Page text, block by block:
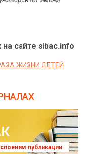
на сайте sibac.info
ЖИЗНИ ДЕТЕЙ
публикации